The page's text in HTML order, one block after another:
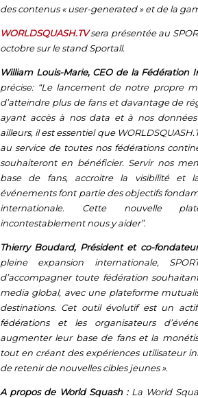
des contenus « user-generated » et de la
WORLDSQUASH.TVsera présentée au
octobre sur le stand Sportall.
William Louis-Marie, CEO de la Fédération
précise: “Le lancement de notre propre
d’atteindre plus de fans et davantage de
ayant accès à nos data et à nos
ailleurs, il est essentiel que
au service de toutes nos fédérations
souhaiteront en bénéficier. Servir nos
base de fans, accroitre la visibilité et
événements font partie des objectifs
internationale. Cette nouvelle
incontestablement nous y aider”.
Thierry Boudard, Président et co-
pleine expansion internationale,
d’accompagner toute fédération
media global, avec une plateforme
destinations. Cet outil évolutif est un
fédérations et les organisateurs
augmenter leur base de fans et la
tout en créant des expériences utilisateur
de retenir de nouvelles cibles jeunes ».
A propos de World Squash : La World